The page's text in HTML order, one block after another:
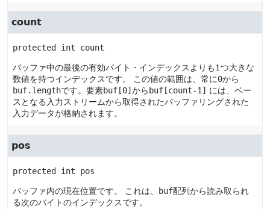
count
protected int count
バッファ中の最後の有効バイト・インデックスよりも1つ大きな
数値を持つインデックスです。
この値の範囲は、常に0から
buf.lengthです。要素buf[0] から buf[count-1] には、ベー
スとなる入力ストリームから取得されたバッファリングされた
入力データが格納されます。
pos
protected int pos
バッファ内の現在位置です。 これは、 buf配列から読み取られ
る次のバイトのインデックスです。